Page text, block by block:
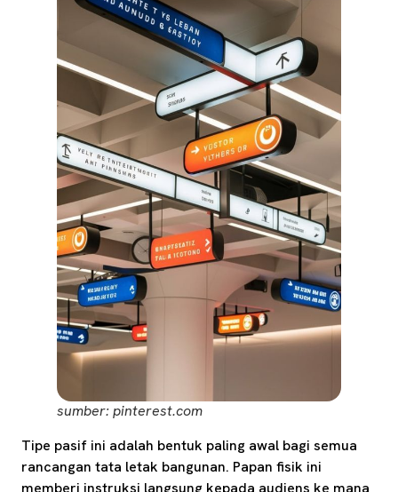
sumber: pinterest.com
Tipe pasif ini adalah bentuk paling awal bagi semua
rancangan tata letak bangunan. Papan fisik ini
memberi instruksi langsung kepada audiens ke mana